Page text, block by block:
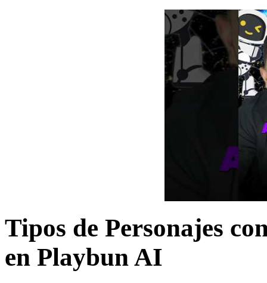
Tipos de Personajes
en Playbun AI